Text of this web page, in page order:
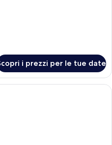
i prezzi per le tue date
Un letto rifatto con cura, con una